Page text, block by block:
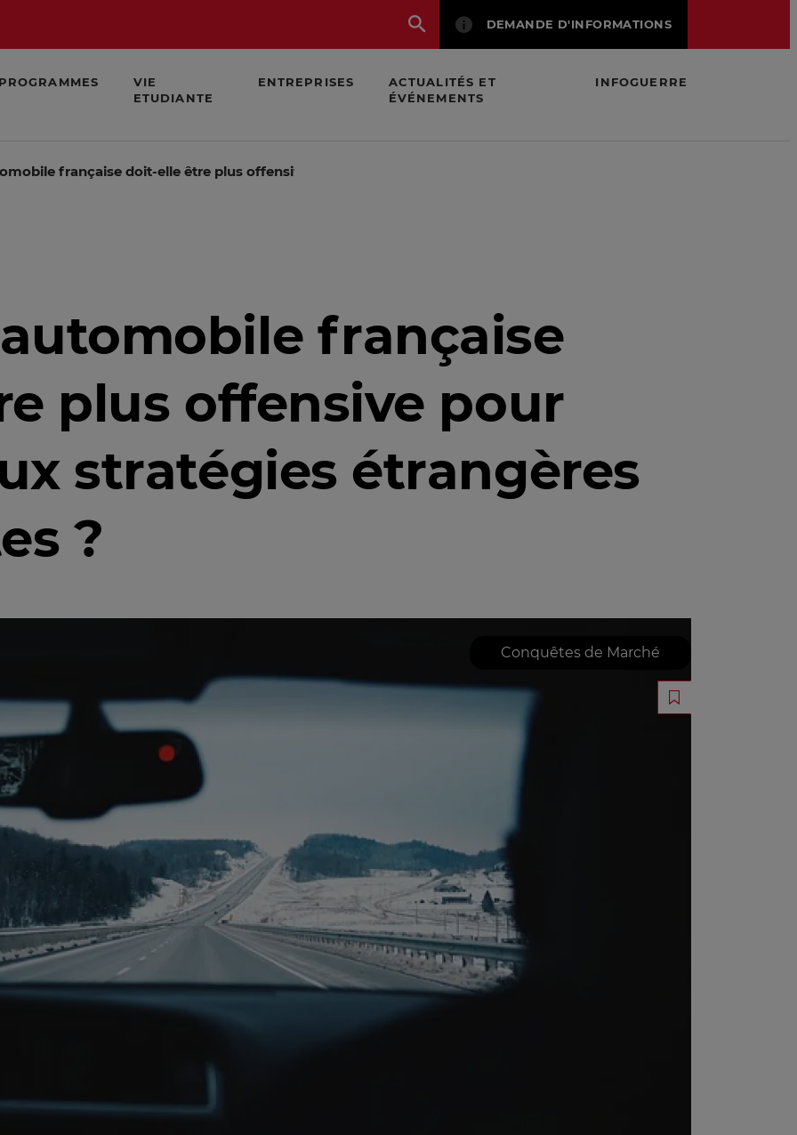
DEMANDE D'INFORMATIONS
PROGRAMMES
VIE
ETUDIANTE
ENTREPRISES
ACTUALITÉS ET
ÉVÉNEMENTS
INFOGUERRE
française doit-elle être plus offensive pour faire face aux stratégies étrangères concurrentes ?
française
plus offensive pour
stratégies étrangères
?
Conquêtes de Marché